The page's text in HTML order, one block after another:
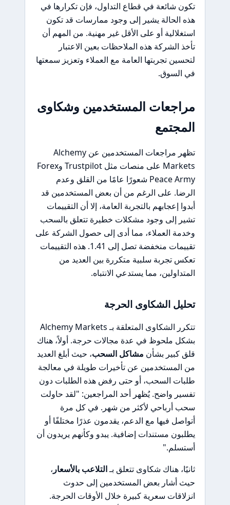
تكون شائعة في قطاع التداول، فإن تكرارها في
هذه الحالة يشير إلى وجود ممارسات قد تكون
استغلالية أو على الأقل غير مهنية. من المهم أن
تأخذ الشركة هذه الملاحظات بعين الاعتبار
لتحسين تجربتها العامة مع العملاء وتعزيز سمعتها
في السوق.
مراجعات المستخدمين وشكاوى
المجتمع
تظهر مراجعات المستخدمين عن Alchemy
Markets على منصات مثل Trustpilot وForex
Peace Army شعورًا عامًا من القلق وعدم
الرضا. على الرغم من أن بعض المستخدمين قد
أبدوا إعجابهم بالتجربة العامة، إلا أن التقييمات
تشير إلى وجود مشكلات خطيرة تتعلق بالسحب
وخدمة العملاء، مما أدى إلى حصول الشركة على
تقييمات منخفضة تصل إلى 1.41. هذه التقييمات
تعكس تجربة سلبية متكررة بين العديد من
المتداولين، مما يستدعي الانتباه.
تحليل الشكاوى الحرجة
تتكرر الشكاوى المتعلقة بـ Alchemy Markets
بشكل ملحوظ في عدة مجالات حرجة. أولاً، هناك
قلق كبير بشأن مشاكل السحب، حيث أبلغ العديد
من المستخدمين عن تأخيرات طويلة في معالجة
طلبات السحب، أو حتى رفض هذه الطلبات دون
تفسير واضح. يُظهر أحد المراجعين: "لقد حاولت
سحب أرباحي لأكثر من شهر. في كل مرة
أتواصل فيها مع الدعم، يقدمون عذرًا مختلفًا أو
يطلبون مستندات إضافية. يبدو وكأنهم يريدون أن
أستسلم."
ثانيًا، هناك شكاوى تتعلق بـالتلاعب بالأسعار،
حيث أشار بعض المستخدمين إلى حدوث
انزلاقات سعرية كبيرة خلال الأوقات الحرجة.